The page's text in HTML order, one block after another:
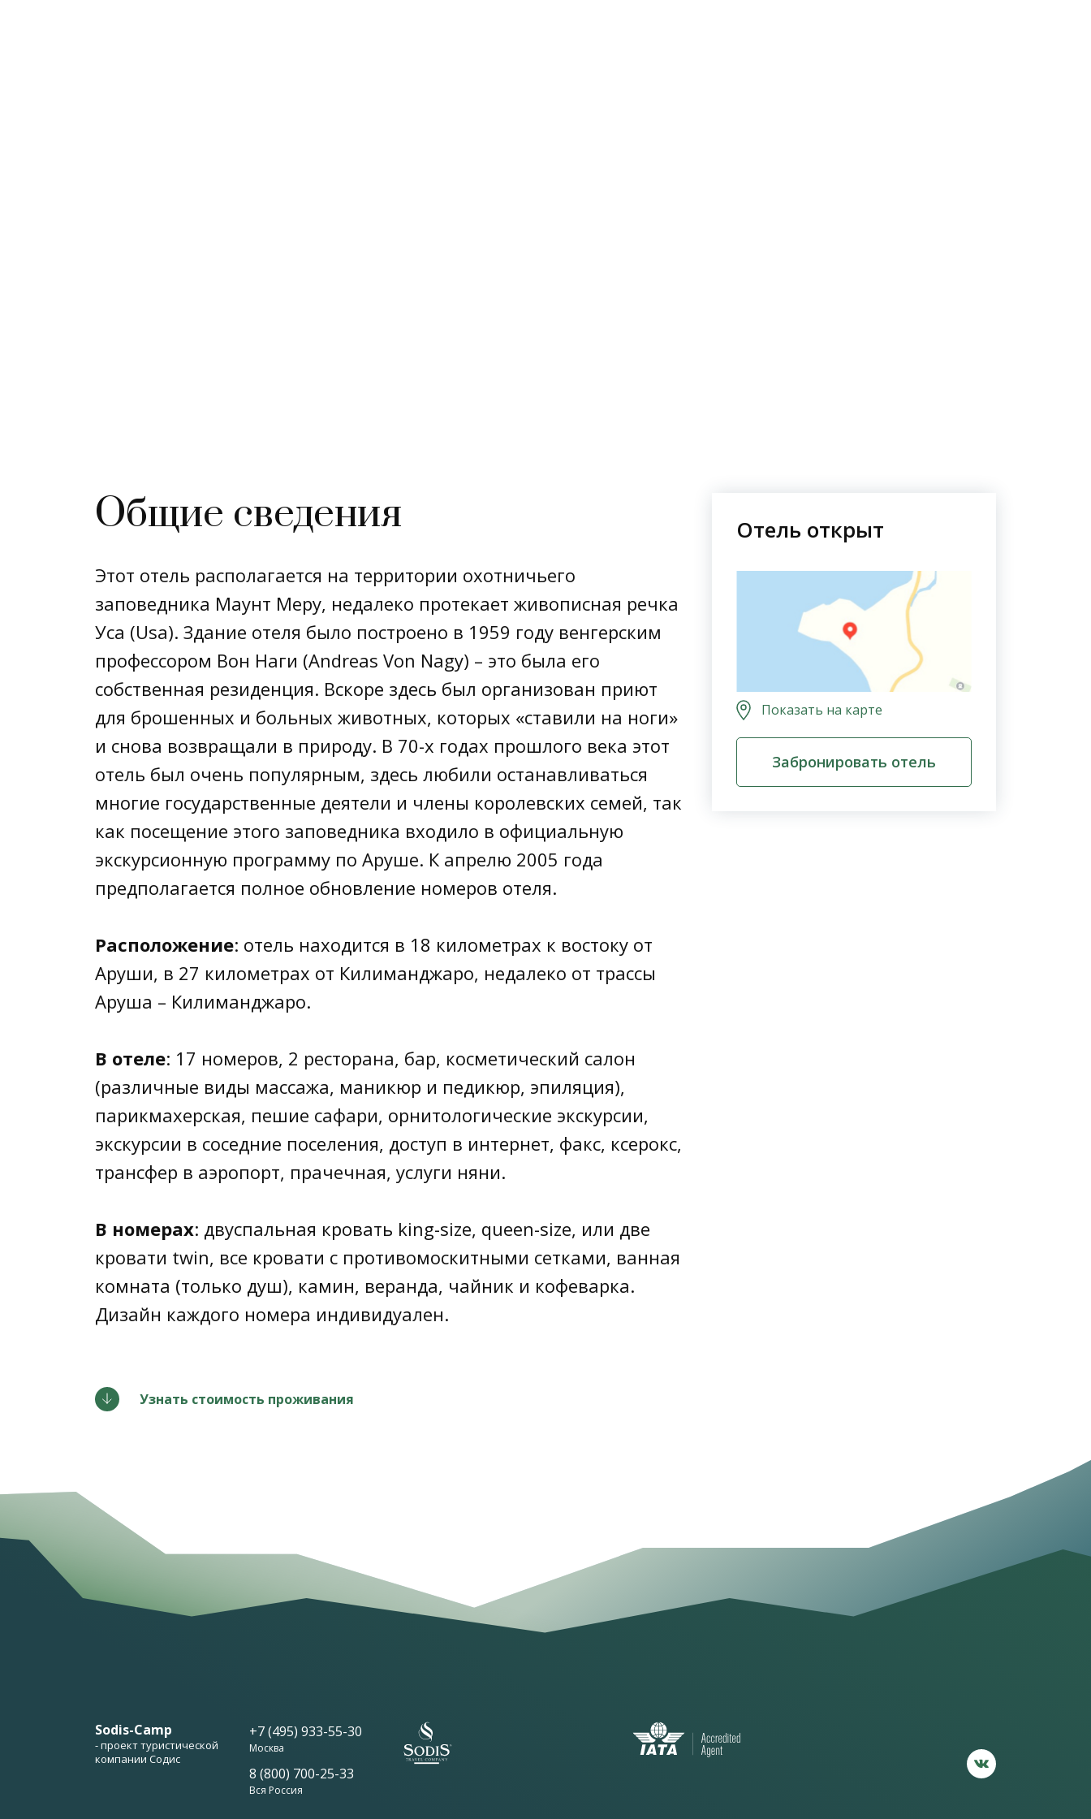
Общие сведения
Этот отель располагается на территории охотничьего
заповедника Маунт Меру, недалеко протекает живописная речка
Уса (Usa). Здание отеля было построено в 1959 году венгерским
профессором Вон Наги (Andreas Von Nagy) – это была его
собственная резиденция. Вскоре здесь был организован приют
для брошенных и больных животных, которых «ставили на ноги»
и снова возвращали в природу. В 70-х годах прошлого века этот
отель был очень популярным, здесь любили останавливаться
многие государственные деятели и члены королевских семей, так
как посещение этого заповедника входило в официальную
экскурсионную программу по Аруше. К апрелю 2005 года
предполагается полное обновление номеров отеля.
Расположение: отель находится в 18 километрах к востоку от
Аруши, в 27 километрах от Килиманджаро, недалеко от трассы
Аруша – Килиманджаро.
В отеле: 17 номеров, 2 ресторана, бар, косметический салон
(различные виды массажа, маникюр и педикюр, эпиляция),
парикмахерская, пешие сафари, орнитологические экскурсии,
экскурсии в соседние поселения, доступ в интернет, факс, ксерокс,
трансфер в аэропорт, прачечная, услуги няни.
В номерах: двуспальная кровать king-size, queen-size, или две
кровати twin, все кровати с противомоскитными сетками, ванная
комната (только душ), камин, веранда, чайник и кофеварка.
Дизайн каждого номера индивидуален.
Узнать стоимость проживания
Отель открыт
Показать на карте
Забронировать отель
Sodis-Camp
- проект туристической
компании Содис
+7 (495) 933-55-30
Москва
8 (800) 700-25-33
Вся Россия